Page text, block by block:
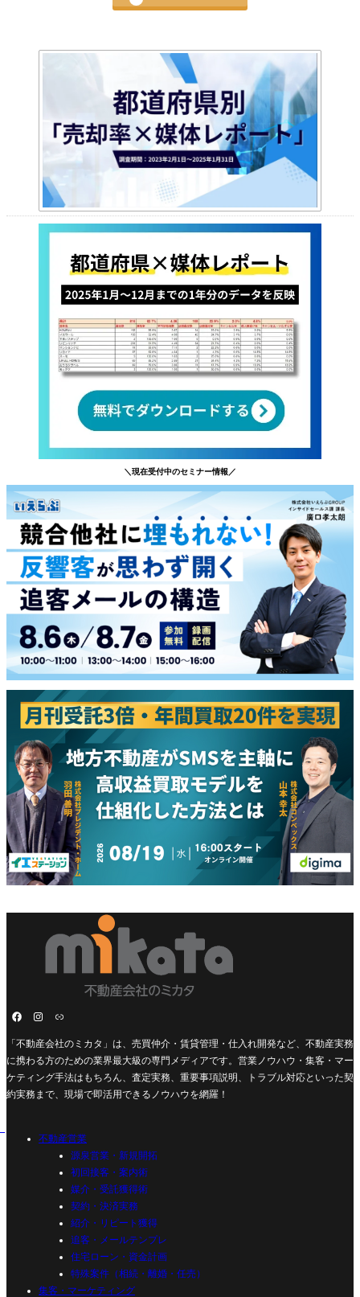
＼現在受付中のセミナー情報／
「不動産会社のミカタ」は、売買仲介・賃貸管理・仕入れ開発など、不動産実務
に携わる方のための業界最大級の専門メディアです。営業ノウハウ・集客・マー
ケティング手法はもちろん、査定実務、重要事項説明、トラブル対応といった契
約実務まで、現場で即活用できるノウハウを網羅！
不動産営業
源泉営業・新規開拓
初回接客・案内術
媒介・受託獲得術
契約・決済実務
紹介・リピート獲得
追客・メールテンプレ
住宅ローン・資金計画
特殊案件（相続・離婚・任売）
集客・マーケティング